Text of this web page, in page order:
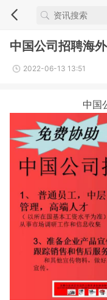
中国公司招聘海
2022-06-13 13:51
中国